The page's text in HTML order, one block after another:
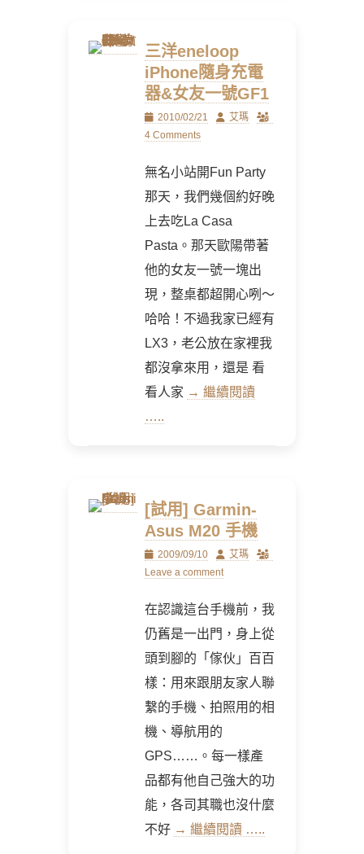
三洋eneloop
iPhone隨身充電
器&女友一號GF1
Posted
on
2010/02/21 Author
艾瑪
4 Comments
無名小站開Fun Party
那天，我們幾個約好晚
上去吃La Casa
Pasta。那天歐陽帶著
他的女友一號一塊出
現，整桌都超開心咧～
哈哈！不過我家已經有
LX3，老公放在家裡我
都沒拿來用，還是 看
看人家 → 繼續閱讀
…..
[試用] Garmin-
Asus M20 手機
Posted
on
2009/09/10 Author
艾瑪
Leave a comment
在認識這台手機前，我
仍舊是一出門，身上從
頭到腳的「傢伙」百百
樣：用來跟朋友家人聯
繫的手機、拍照用的相
機、導航用的
GPS……。每一樣產
品都有他自己強大的功
能，各司其職也沒什麼
不好 → 繼續閱讀 …..